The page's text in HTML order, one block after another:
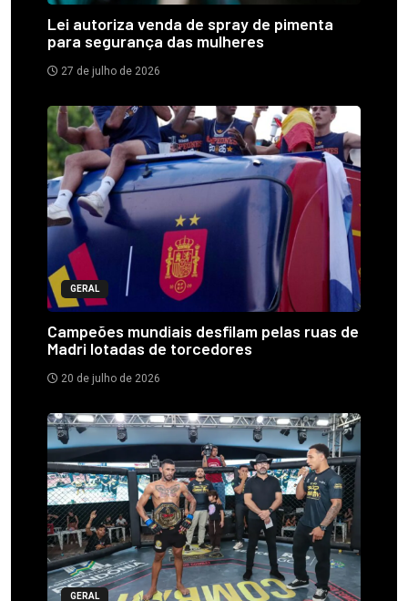
Lei autoriza venda de spray de pimenta
para segurança das mulheres
27 de julho de 2026
GERAL
Campeões mundiais desfilam pelas ruas de
Madri lotadas de torcedores
20 de julho de 2026
GERAL